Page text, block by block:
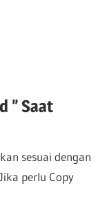
” Saat
sesuai dengan
perlu Copy